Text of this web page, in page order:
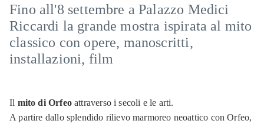
Fino all'8 settembre a Palazzo Medici
Riccardi la grande mostra ispirata al mito
classico con opere, manoscritti,
installazioni, film
Il mito di Orfeoattraverso i secoli e le arti.
A partire dallo splendido rilievo marmoreo neoattico con Orfeo,